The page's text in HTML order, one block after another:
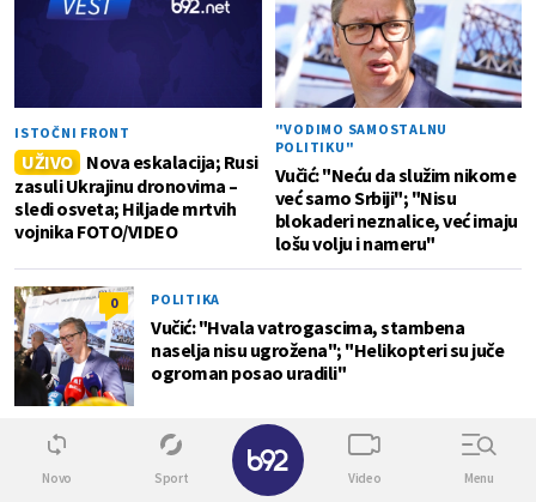
ISTOČNI FRONT
UŽIVO
Nova eskalacija; Rusi
zasuli Ukrajinu dronovima –
sledi osveta; Hiljade mrtvih
vojnika FOTO/VIDEO
"VODIMO SAMOSTALNU
POLITIKU"
Vučić: "Neću da služim nikome
već samo Srbiji"; "Nisu
blokaderi neznalice, već imaju
lošu volju i nameru"
0 POLITIKA
Vučić: "Hvala vatrogascima, stambena
naselja nisu ugrožena"; "Helikopteri su juče
ogroman posao uradili"
KOSOVO
Priština u političkom haosu: Kurti traži
Novo Sport Video Menu
✕